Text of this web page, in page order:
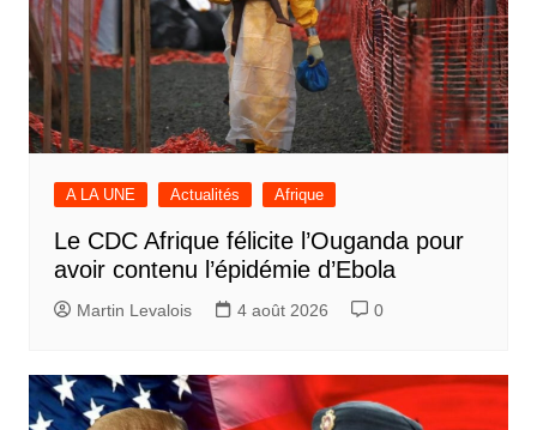
A LA UNE Actualités Afrique
Le CDC Afrique félicite l’Ouganda pour
avoir contenu l’épidémie d’Ebola
Martin Levalois 4 août 2026 0